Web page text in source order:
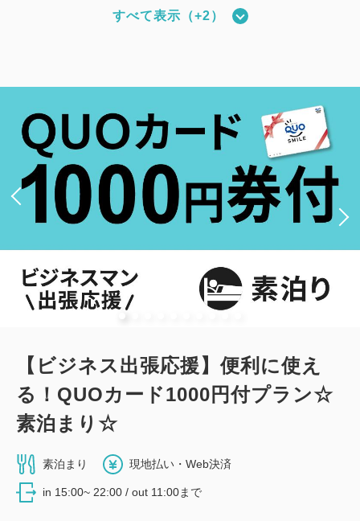
大人 名1 室
税・手数料込
11,690
2
セミダブルサイズ / 幅100-120cm×2
Wi-Fiあり（無料）
詳細 今すぐ予約
新館：和室（19平米・布団・最大2
名）
19.44m
すべて表示（+2）
【ビジネス出張応援】便利に使え
る！QUOカード1000円付プラン☆
素泊まり☆
素泊まり 現地払い・Web決済
in 15:00~ 22:00 / out 11:00まで